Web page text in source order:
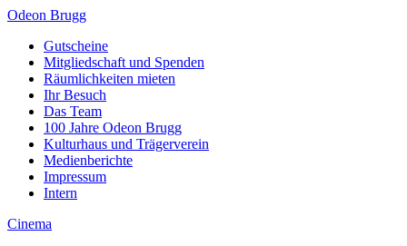
Odeon Brugg
Gutscheine
Mitgliedschaft und Spenden
Räumlichkeiten mieten
Ihr Besuch
Das Team
100 Jahre Odeon Brugg
Kulturhaus und Trägerverein
Medienberichte
Impressum
Intern
Cinema